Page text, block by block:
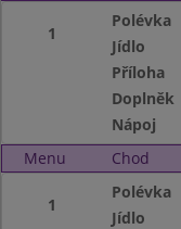
1
Polévka
Jídlo
Příloha
Doplněk
Nápoj
Menu
Chod
1
Polévka
Jídlo